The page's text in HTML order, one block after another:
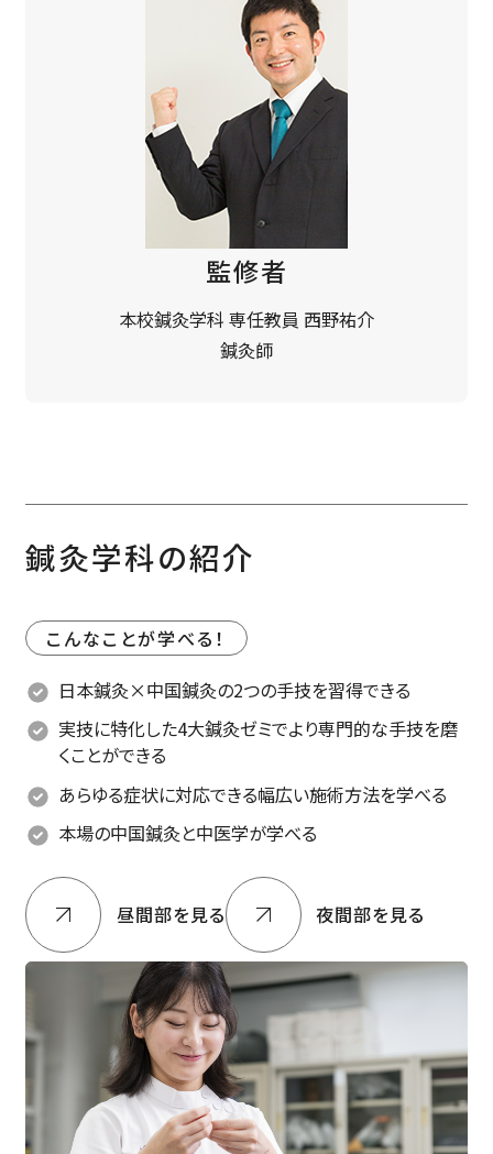
監修者
本校鍼灸学科 専任教員 西野祐介
鍼灸師
鍼灸学科の紹介
こんなことが学べる！
日本鍼灸×中国鍼灸の2つの手技を習得できる
実技に特化した4大鍼灸ゼミでより専門的な手技を磨
くことができる
あらゆる症状に対応できる幅広い施術方法を学べる
本場の中国鍼灸と中医学が学べる
昼間部を見る 夜間部を見る